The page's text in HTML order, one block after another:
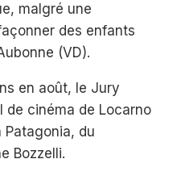
malgré une
des enfants
(VD).
en août, le Jury
cinéma de Locarno
Patagonia, du
Bozzelli.